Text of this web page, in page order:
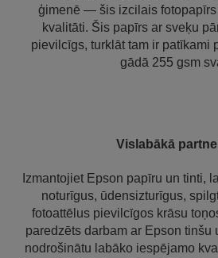
ģimenē — šis izcilais fotopapīrs
kvalitāti. Šis papīrs ar sveķu
pievilcīgs, turklāt tam ir patīkami
gādā 255 gsm
Vislabākā
Izmantojiet Epson papīru un tinti,
noturīgus, ūdensizturīgus,
fotoattēlus pievilcīgos krāsu
paredzēts darbam ar Epson tinšu
nodrošinātu labāko iespējamo